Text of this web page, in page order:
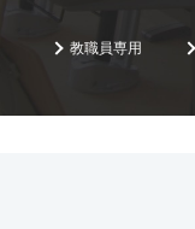
教職員専用